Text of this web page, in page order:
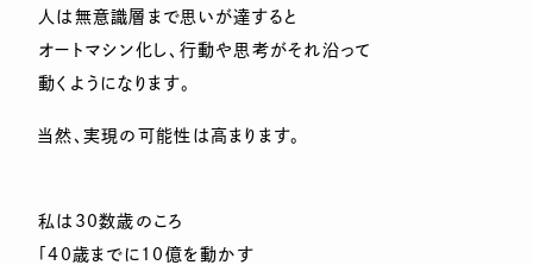
人は無意識層まで思いが達すると
オートマシン化し、行動や思考がそれ沿って
動くようになります。
当然、実現の可能性は高まります。
私は30数歳のころ
「40歳までに10億を動かす